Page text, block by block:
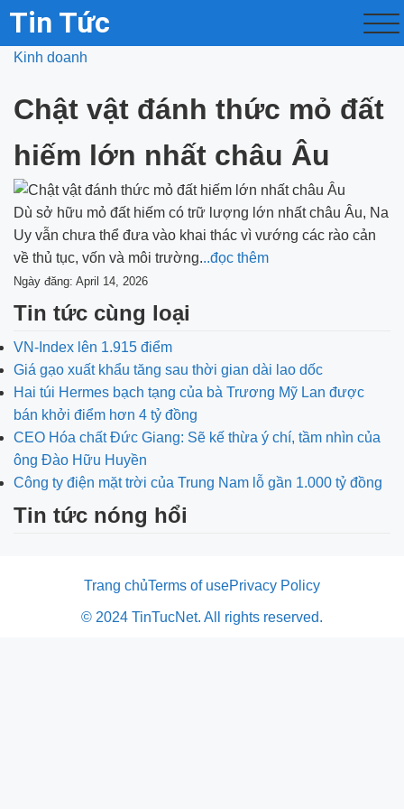
Tin Tức
Kinh doanh
Chật vật đánh thức mỏ đất
hiếm lớn nhất châu Âu
Dù sở hữu mỏ đất hiếm có trữ lượng lớn nhất châu Âu, Na
Uy vẫn chưa thể đưa vào khai thác vì vướng các rào cản
về thủ tục, vốn và môi trường...đọc thêm
Ngày đăng: April 14, 2026
Tin tức cùng loại
VN-Index lên 1.915 điểm
Giá gạo xuất khẩu tăng sau thời gian dài lao dốc
Hai túi Hermes bạch tạng của bà Trương Mỹ Lan được
bán khởi điểm hơn 4 tỷ đồng
CEO Hóa chất Đức Giang: Sẽ kế thừa ý chí, tầm nhìn của
ông Đào Hữu Huyền
Công ty điện mặt trời của Trung Nam lỗ gần 1.000 tỷ đồng
Tin tức nóng hổi
Trang chủTerms of usePrivacy Policy
© 2024 TinTucNet. All rights reserved.